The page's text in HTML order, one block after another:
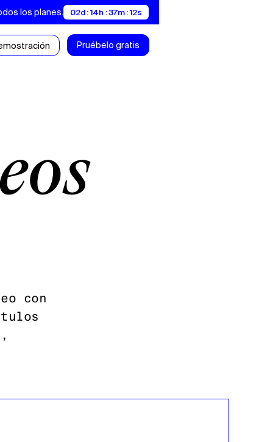
los planes. 02d : 14h : 37m : 12s
Pruébelo gratis
con